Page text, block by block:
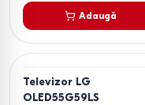
Adaugă
Televizor LG
OLED55G59LS